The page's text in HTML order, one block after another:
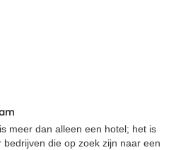
meer dan alleen een hotel; het is
die op zoek zijn naar een